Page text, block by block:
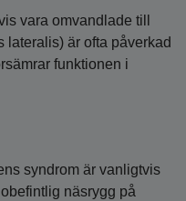
vara omvandlade till
lateralis) är ofta påverkad
funktionen i
syndrom är vanligtvis
näsrygg på